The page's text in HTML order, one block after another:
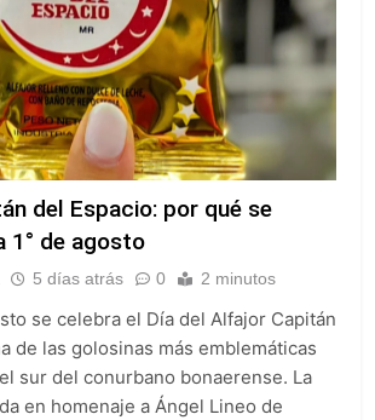
del Espacio: por qué se
1° de agosto
5 días atrás 0 2 minutos
se celebra el Día del Alfajor Capitán
de las golosinas más emblemáticas
sur del conurbano bonaerense. La
en homenaje a Ángel Lineo de